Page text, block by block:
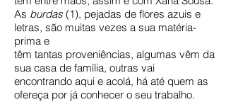
As burdas (1), pejadas de flores azuis e
letras, são muitas vezes a sua matéria-
prima e
têm tantas proveniências, algumas vêm da
sua casa de família, outras vai
encontrando aqui e acolá, há até quem as
ofereça por já conhecer o seu trabalho.